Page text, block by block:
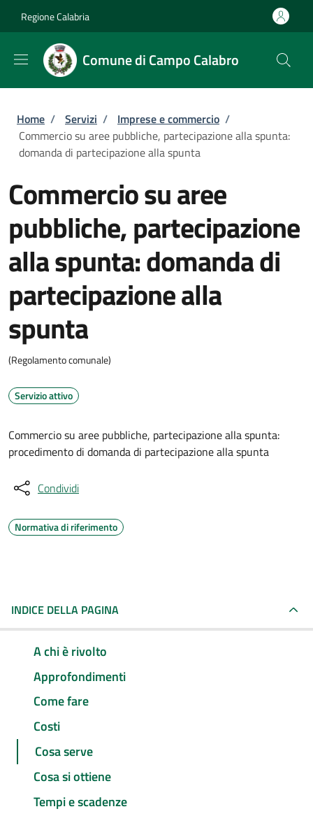
Regione Calabria
Comune di Campo Calabro
Briciole di pane
Home / Servizi / Imprese e commercio /
Commercio su aree pubbliche, partecipazione alla spunta:
domanda di partecipazione alla spunta
Commercio su aree
pubbliche, partecipazione
alla spunta: domanda di
partecipazione alla
spunta
(Regolamento comunale)
Servizio attivo
Commercio su aree pubbliche, partecipazione alla spunta:
procedimento di domanda di partecipazione alla spunta
Condividi
Normativa di riferimento
INDICE DELLA PAGINA
A chi è rivolto
Approfondimenti
Come fare
Costi
Cosa serve
Cosa si ottiene
Tempi e scadenze